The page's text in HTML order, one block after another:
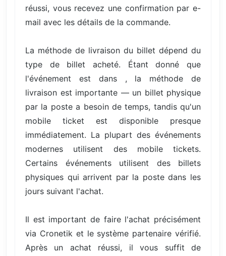
réussi, vous recevez une confirmation par e-
mail avec les détails de la commande.
La méthode de livraison du billet dépend du
type de billet acheté. Étant donné que
l'événement est dans , la méthode de
livraison est importante — un billet physique
par la poste a besoin de temps, tandis qu'un
mobile ticket est disponible presque
immédiatement. La plupart des événements
modernes utilisent des mobile tickets.
Certains événements utilisent des billets
physiques qui arrivent par la poste dans les
jours suivant l'achat.
Il est important de faire l'achat précisément
via Cronetik et le système partenaire vérifié.
Après un achat réussi, il vous suffit de